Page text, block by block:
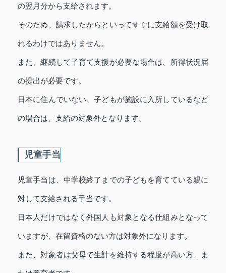
の翌月分から支給されます。
そのため、請求したからといってすぐに支給額を受け取
れるわけではありません。
また、継続して子育て支援が必要な場合は、所得状況届
の提出が必要です。
日本に住んでいない、子どもが施設に入所しているなど
の場合は、支給の対象外となります。
児童手当
児童手当は、中学校終了までの子どもを育てている親に
対して支給される手当です。
日本人だけではなく外国人も対象となる仕組みとなって
いますが、在留資格のない方は対象外になります。
また、対象者は父母で生計を維持する程度が高い方、ま